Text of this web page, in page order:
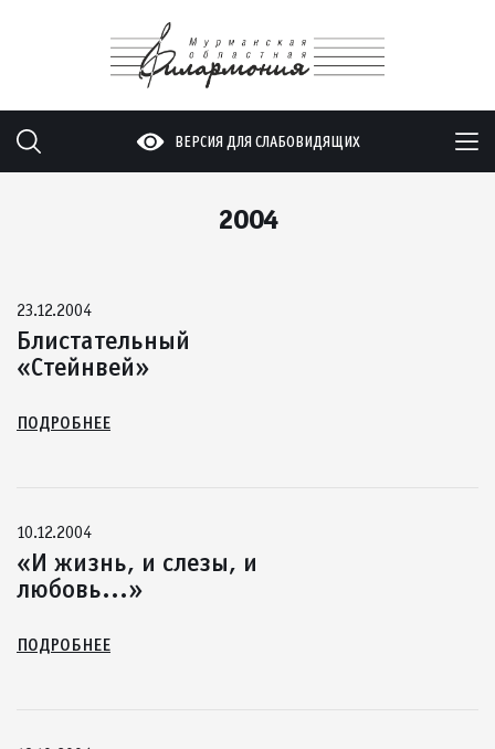
ВЕРСИЯ ДЛЯ СЛАБОВИДЯЩИХ
2004
23.12.2004
Блистательный
«Стейнвей»
ПОДРОБНЕЕ
10.12.2004
«И жизнь, и слезы, и
любовь...»
ПОДРОБНЕЕ